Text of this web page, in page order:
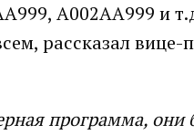
А002АА999 и
рассказал
программа, они